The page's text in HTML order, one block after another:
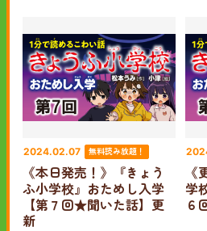
2024.02.07 無料読み放題！
《本日発売！》『きょう
ふ小学校』おためし入学
【第７回★聞いた話】更
新
学
６